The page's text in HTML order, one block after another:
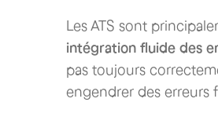
Les ATS sont
intégration fluide des
pas toujours
engendrer des erreurs